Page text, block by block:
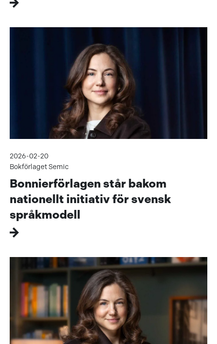
2026-02-20
Bokförlaget Semic
Bonnierförlagen står bakom
nationellt initiativ för svensk
språkmodell